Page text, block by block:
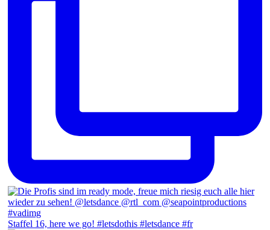
Staffel 16, here we go! #letsdothis #letsdance #fr